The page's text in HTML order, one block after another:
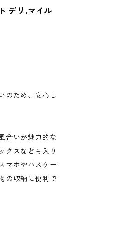
デリ.マイル
のため、安心し
合いが魅力的な
クスなども入り
マホやパスケー
の収納に便利で